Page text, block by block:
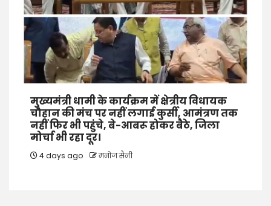
मुख्यमंत्री धामी के कार्यक्रम में क्षेत्रीय विधायक
चौहान की मंच पर नहीं लगाई कुर्सी, आमंत्रण तक
नहीं फिर भी पहुंचे, बे-आबरू होकर बैठे, जिला
मोर्चा भी रहा दूर।
4 days ago मनोज सैनी